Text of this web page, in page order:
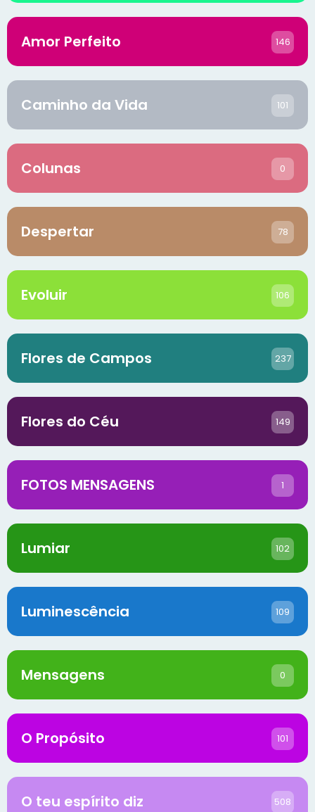
Amor Perfeito 146
Caminho da Vida 101
Colunas 0
Despertar 78
Evoluir 106
Flores de Campos 237
Flores do Céu 149
FOTOS MENSAGENS 1
Lumiar 102
Luminescência 109
Mensagens 0
O Propósito 101
O teu espírito diz 508